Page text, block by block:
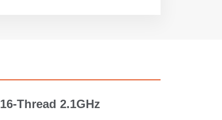
Thread 2.1GHz